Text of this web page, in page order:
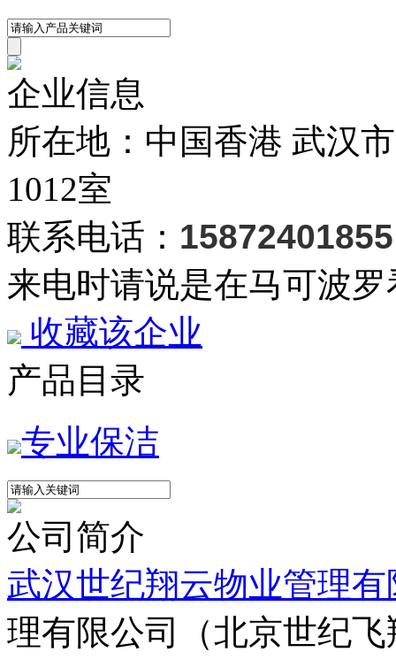
企业信息
所在地：中国香港 武汉
1012室
联系电话： 15872401855
来电时请说是在马可波
收藏该企业
产品目录
专业保洁
公司简介
武汉世纪翔云物业管理有
理有限公司（北京世纪